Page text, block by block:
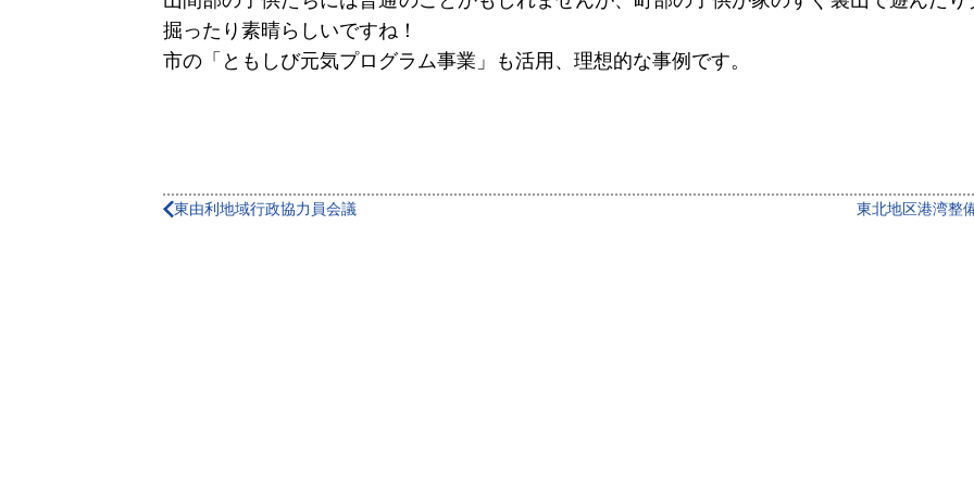
掘ったり素晴らしいですね！
市の「ともしび元気プログラム事業」も活用、理想的な事例です。
東由利地域行政協力員会議 東北地区港湾整